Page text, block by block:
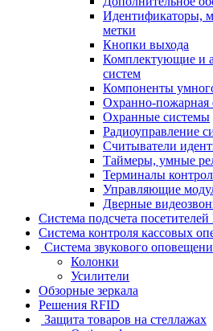
Идентификаторы,
метки
Кнопки выхода
Комплектующие и
систем
Компоненты
Охранно-пожарная
Охранные системы
Радиоуправление
Считыватели
Таймеры, умные
Терминалы
Управляющие
Дверные
Система подсчета
Система контроля кассовых
Система звукового
Колонки
Усилители
Обзорные зеркала
Решения RFID
Защита товаров на стеллажах